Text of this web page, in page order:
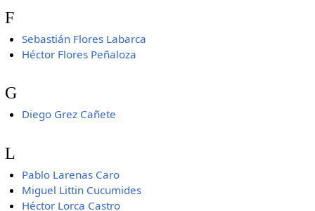
F
Sebastián Flores Labarca
Héctor Flores Peñaloza
G
Diego Grez Cañete
L
Pablo Larenas Caro
Miguel Littin Cucumides
Héctor Lorca Castro